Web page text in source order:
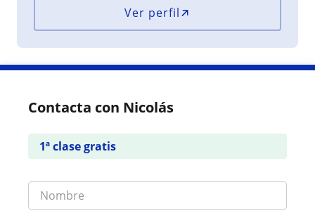
Ver perfil
Contacta con Nicolás
1ª clase gratis